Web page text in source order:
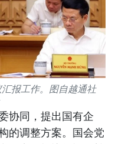
报工作。图自越通社
协同，提出国有企
的调整方案。国会党